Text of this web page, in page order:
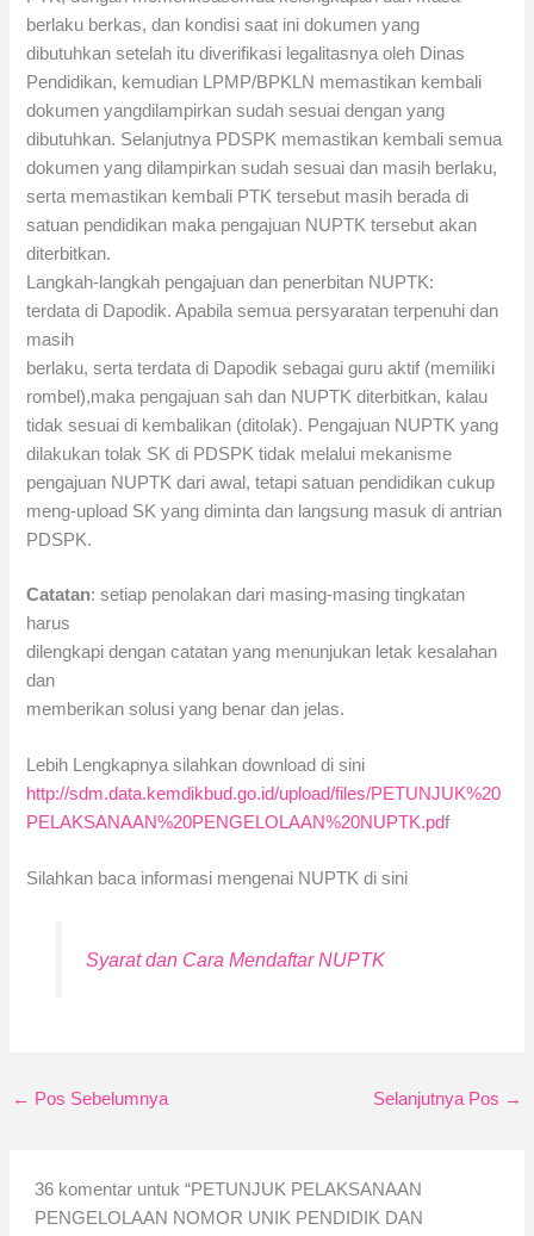
berlaku berkas, dan kondisi saat ini dokumen yang
dibutuhkan setelah itu diverifikasi legalitasnya oleh Dinas
Pendidikan, kemudian LPMP/BPKLN memastikan kembali
dokumen yangdilampirkan sudah sesuai dengan yang
dibutuhkan. Selanjutnya PDSPK memastikan kembali semua
dokumen yang dilampirkan sudah sesuai dan masih berlaku,
serta memastikan kembali PTK tersebut masih berada di
satuan pendidikan maka pengajuan NUPTK tersebut akan
diterbitkan.
Langkah-langkah pengajuan dan penerbitan NUPTK:
terdata di Dapodik. Apabila semua persyaratan terpenuhi dan
masih
berlaku, serta terdata di Dapodik sebagai guru aktif (memiliki
rombel),maka pengajuan sah dan NUPTK diterbitkan, kalau
tidak sesuai di kembalikan (ditolak). Pengajuan NUPTK yang
dilakukan tolak SK di PDSPK tidak melalui mekanisme
pengajuan NUPTK dari awal, tetapi satuan pendidikan cukup
meng-upload SK yang diminta dan langsung masuk di antrian
PDSPK.
Catatan: setiap penolakan dari masing-masing tingkatan
harus
dilengkapi dengan catatan yang menunjukan letak kesalahan
dan
memberikan solusi yang benar dan jelas.
Lebih Lengkapnya silahkan download di sini
http://sdm.data.kemdikbud.go.id/upload/files/PETUNJUK%20
PELAKSANAAN%20PENGELOLAAN%20NUPTK.pdf
Silahkan baca informasi mengenai NUPTK di sini
Syarat dan Cara Mendaftar NUPTK
← Pos Sebelumnya Selanjutnya Pos →
36 komentar untuk “PETUNJUK PELAKSANAAN
PENGELOLAAN NOMOR UNIK PENDIDIK DAN